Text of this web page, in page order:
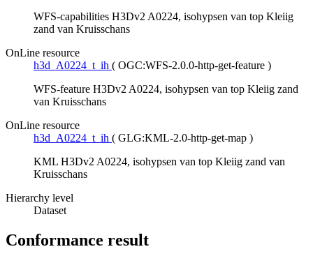
WFS-capabilities H3Dv2 A0224, isohypsen van top Kleiig
zand van Kruisschans
OnLine resource
h3d_A0224_t_ih ( OGC:WFS-2.0.0-http-get-feature )
WFS-feature H3Dv2 A0224, isohypsen van top Kleiig zand
van Kruisschans
OnLine resource
h3d_A0224_t_ih ( GLG:KML-2.0-http-get-map )
KML H3Dv2 A0224, isohypsen van top Kleiig zand van
Kruisschans
Hierarchy level
Dataset
Conformance result